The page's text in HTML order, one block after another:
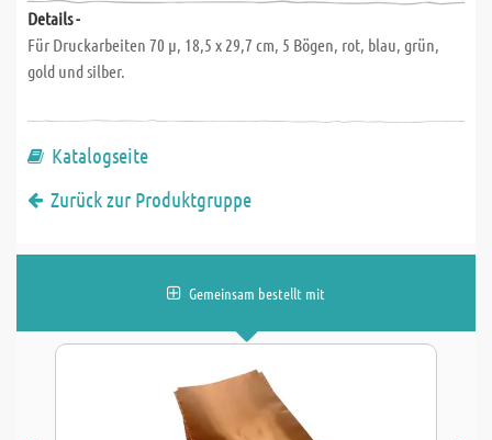
Details -
Für Druckarbeiten 70 µ, 18,5 x 29,7 cm, 5 Bögen, rot, blau, grün,
gold und silber.
Katalogseite
Zurück zur Produktgruppe
Gemeinsam bestellt mit